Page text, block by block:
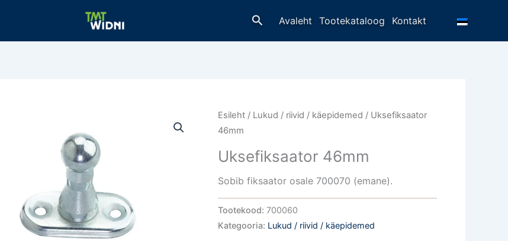
OtsingAvaleht Tootekataloog Kontakt
Esileht / Lukud / riivid / käepidemed / Uksefiksaator
46mm
Uksefiksaator 46mm
Sobib fiksaator osale 700070 (emane).
Tootekood:700060
Kategooria: Lukud / riivid / käepidemed